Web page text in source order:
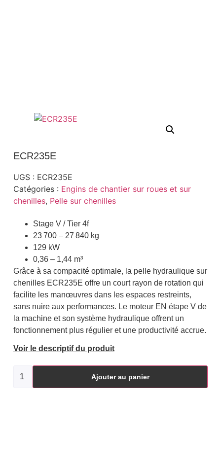
ECR235E
UGS : ECR235E
Catégories : Engins de chantier sur roues et sur
chenilles, Pelle sur chenilles
Stage V / Tier 4f
23 700 – 27 840 kg
129 kW
0,36 – 1,44 m³
Grâce à sa compacité optimale, la pelle hydraulique sur
chenilles ECR235E offre un court rayon de rotation qui
facilite les manœuvres dans les espaces restreints,
sans nuire aux performances. Le moteur EN étape V de
la machine et son système hydraulique offrent un
fonctionnement plus régulier et une productivité accrue.
Voir le descriptif du produit
Ajouter au panier